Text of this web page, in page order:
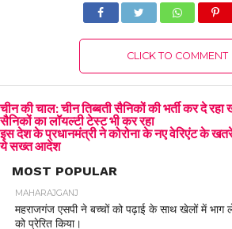
CLICK TO COMMENT
चीन की चाल: चीन तिब्बती सैनिकों की भर्ती कर दे रहा
सैनिकों का लॉयल्टी टेस्ट भी कर रहा
इस देश के प्रधानमंत्री ने कोरोना के नए वेरिएंट के खतरे
ये सख्त आदेश
MOST POPULAR
MAHARAJGANJ
महराजगंज एसपी ने बच्चों को पढ़ाई के साथ खेलों में भाग
को प्रेरित किया।